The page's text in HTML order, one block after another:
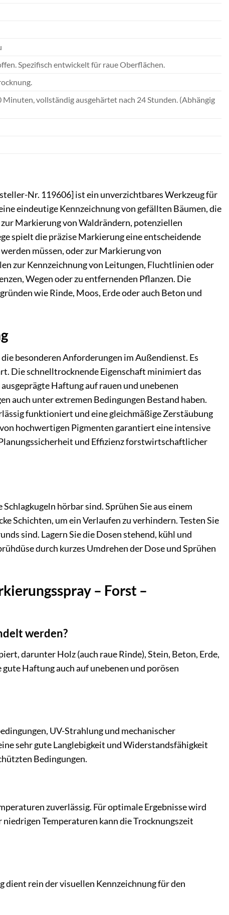
Spezifisch entwickelt für raue Oberflächen.
vollständig ausgehärtet nach 24 Stunden. (Abhängig
Nr. 119606] ist ein unverzichtbares Werkzeug für
eindeutige Kennzeichnung von gefällten Bäumen, die
Markierung von Waldrändern, potenziellen
spielt die präzise Markierung eine entscheidende
müssen, oder zur Markierung von
zur Kennzeichnung von Leitungen, Fluchtlinien oder
Wegen oder zu entfernenden Pflanzen. Die
wie Rinde, Moos, Erde oder auch Beton und
besonderen Anforderungen im Außendienst. Es
Die schnelltrocknende Eigenschaft minimiert das
Haftung auf rauen und unebenen
auch unter extremen Bedingungen Bestand haben.
funktioniert und eine gleichmäßige Zerstäubung
hochwertigen Pigmenten garantiert eine intensive
und Effizienz forstwirtschaftlicher
hörbar sind. Sprühen Sie aus einem
Schichten, um ein Verlaufen zu verhindern. Testen Sie
sind. Lagern Sie die Dosen stehend, kühl und
durch kurzes Umdrehen der Dose und Sprühen
– Forst –
werden?
darunter Holz (auch raue Rinde), Stein, Beton, Erde,
Haftung auch auf unebenen und porösen
UV-Strahlung und mechanischer
sehr gute Langlebigkeit und Widerstandsfähigkeit
Bedingungen.
zuverlässig. Für optimale Ergebnisse wird
Temperaturen kann die Trocknungszeit
rein der visuellen Kennzeichnung für den